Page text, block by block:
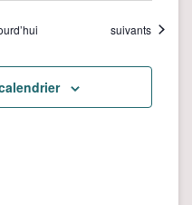
Évènements
suivants